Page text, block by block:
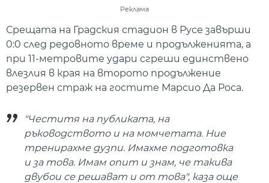
Реклама
Срещата на Градския стадион в Русе завърши
0:0 след редовното време и продълженията, а
при 11-метровите удари сгреши единствено
влезлия в края на второто продължение
резервен страж на гостите Марсио Да Роса.
"Честитя на публиката, на
ръководството и на момчетата. Ние
тренирахме дузпи. Имахме подготовка
и за това. Имам опит и знам, че такива
двубои се решават и от това", каза още